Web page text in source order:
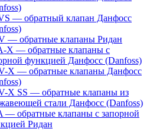
— обратный клапан Данфосс
— обратные клапаны Ридан
X — обратные клапаны с
функцией Данфосс (Danfoss)
X — обратные клапаны Данфосс
X SS — обратные клапаны из
стали Данфосс (Danfoss)
— обратные клапаны с запорной
Ридан